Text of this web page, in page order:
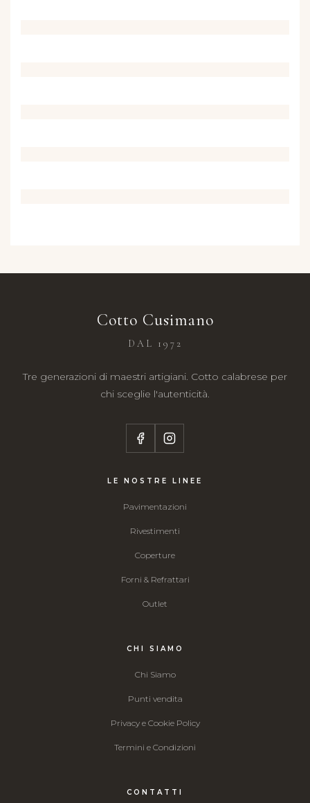
Cotto Cusimano
DAL 1972
Tre generazioni di maestri artigiani. Cotto calabrese per
chi sceglie l'autenticità.
LE NOSTRE LINEE
Pavimentazioni
Rivestimenti
Coperture
Forni & Refrattari
Outlet
CHI SIAMO
Chi Siamo
Punti vendita
Privacy e Cookie Policy
Termini e Condizioni
CONTATTI